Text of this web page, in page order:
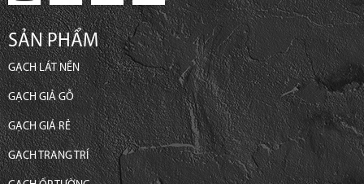
SẢN PHẨM
GẠCH LÁT NỀN
GẠCH GIẢ GỖ
GẠCH GIÁ RẺ
GẠCH TRANG TRÍ